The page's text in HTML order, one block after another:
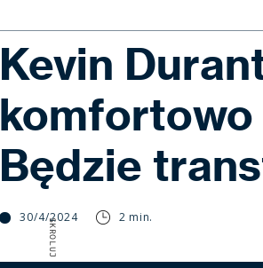
Kevin
komfortowo
Będzie
30/4/2024 2 min.